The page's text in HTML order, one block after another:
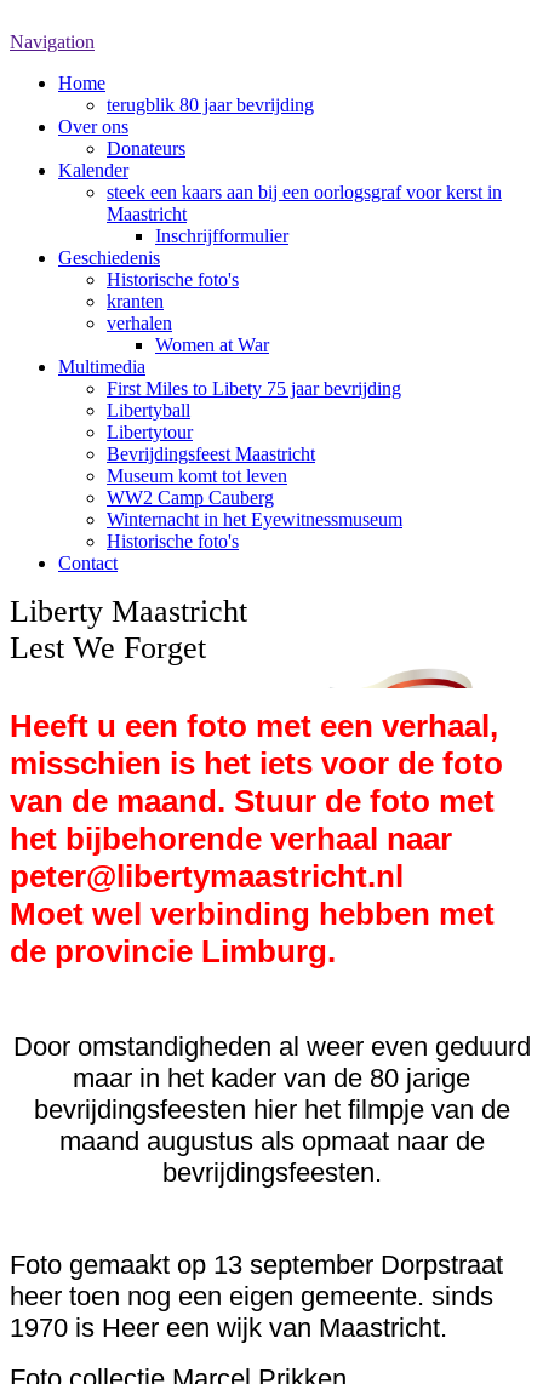
Navigation
Home
terugblik 80 jaar bevrijding
Over ons
Donateurs
Kalender
steek een kaars aan bij een oorlogsgraf voor kerst in
Maastricht
Inschrijfformulier
Geschiedenis
Historische foto's
kranten
verhalen
Women at War
Multimedia
First Miles to Libety 75 jaar bevrijding
Libertyball
Libertytour
Bevrijdingsfeest Maastricht
Museum komt tot leven
WW2 Camp Cauberg
Winternacht in het Eyewitnessmuseum
Historische foto's
Contact
Liberty Maastricht
Lest We Forget
Heeft u een foto met een verhaal,
misschien is het iets voor de foto
van de maand. Stuur de foto met
het bijbehorende verhaal naar
peter@libertymaastricht.nl
Moet wel verbinding hebben met
de provincie Limburg.
Door omstandigheden al weer even geduurd
maar in het kader van de 80 jarige
bevrijdingsfeesten hier het filmpje van de
maand augustus als opmaat naar de
bevrijdingsfeesten.
Foto gemaakt op 13 september Dorpstraat
heer toen nog een eigen gemeente. sinds
1970 is Heer een wijk van Maastricht.